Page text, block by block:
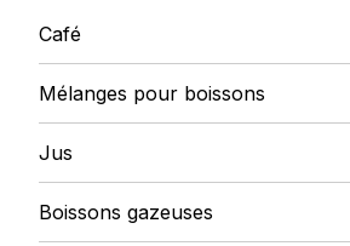
Café
Mélanges pour boissons
Jus
Boissons gazeuses